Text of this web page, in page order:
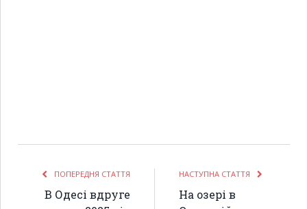
ПОПЕРЕДНЯ СТАТТЯ
В Одесі вдруге
НАСТУПНА СТАТТЯ
На озері в